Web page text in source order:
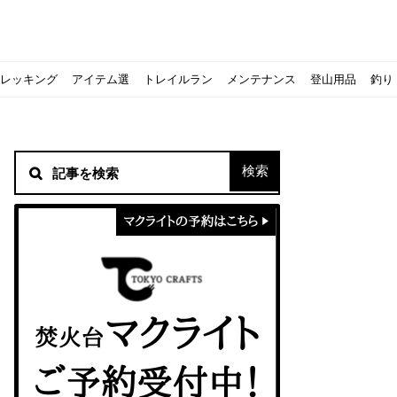
る！山梨県の九鬼山（くきやま）登山体験レポ
積雪期の谷川岳で今シーズン最後の雪山を堪能してきた
！売却する方法や条件、手続きの流れを確認
キャンプ場の宿泊や利用券をふるさと納税でゲット！おすすめ
に参加してきました
レストハウス水郷で持ち込みBBQしてみた
一生物のアウトドアブーツならダナー！3つの理由とおすすめア
に行ってみた！
ピコグリル入荷してます！ @小倉店
ランス・ボーヌトレッキング編〜
ベランピングアイディア7選！家にいながらおしゃれキャンプ♪
キャンプ用品の『ポイント買取』について
マクライトの口コミ・評判は？人気焚き火台の魅力・気になる
ッカーでも作れるおすすめレシピをご紹介
尾根」から槍ヶ岳へ！
【八ヶ岳最高峰へ】南八ヶ岳テント泊登山、赤岳〜横岳〜硫黄
ントスおすすめヘッドライトのご紹介
ングシューズはどちらを選ぶべき？｜サロモンの定番シューズで解
カリマーのおすすめリュック容量別12選｜目的別の選び方も合
ならスポルティバ！3つの理由とおすすめ7選
クライミングユーザー参加型の動画マップ「クライミングチャ
に教わる！『食感と旨みのタマゴサンド』の作り方
食うか食われるか、野生動物で一番怖いのは【17＃自分のキャ
ッキング
ズクイン』、人気の理由とおすすめウェアを紹介
【コスパ◎】キャンプデビューに最適！サウスフィールドのお
アイテム選
ズクイン』、人気の理由とおすすめウェアを紹介
【コスパ◎】キャンプデビューに最適！サウスフィールドのお
トレイルラン
｜サロモンの定番シューズで解説&ご紹介
しむために必要な装備6選【初級〜中級者向け】
トレラン初心者必見！日頃のトレーニングから中距離レースま
メンテナンス
！用途別おすすめ水筒を紹介！便利アイテムも
【こずチャンネル】使わなくなったキャンプ道具の行方！【初
登山用品
クを比較！人数・用途別でおすすめを紹介
クライミング道具はゼロポイントで揃えよう！種類別で人気ア
釣り
の体験レポート】
アジングロッドおすすめ10選！基本タックルから選び方まで紹介
フスキンの魅力と用途別おすすめリュック9選
ティートンブロスのブランドに込められた想いとは！？おすす
なの？いまどきの海外キャンプ事情をご紹介Part.1〜ロサンゼルス
パティシエキャンパーSakiさんに教わる！簡単『フルーツシロ
に教わる！簡単『フルーツシロップ』の作り方
パティシエキャンパーSakiさんに教わる！簡単アウトドアスイ
高！ほかほか『シュウマイ』の作り方
に教わる！パン好き必見！モチモチ『ベーグル』の作り方
パティシエキャンパーSakiさんに教わる！ピリ辛が後引くうま